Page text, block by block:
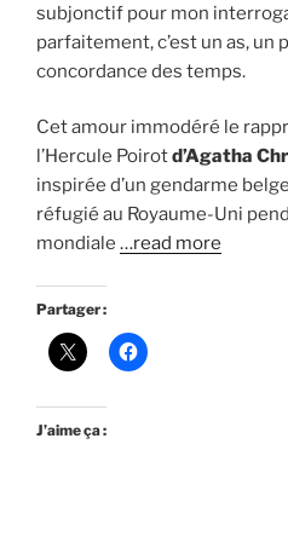
subjonctif pour mon
parfaitement, c’est un as, un
concordance des temps.
Cet amour immodéré le
l’Hercule Poirotd’Agatha
inspirée d’un gendarme
réfugié au Royaume-Uni
mondiale …read more
Partager :
J’aime ça :